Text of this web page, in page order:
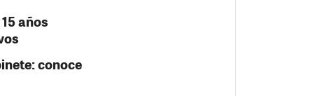
años
conoce